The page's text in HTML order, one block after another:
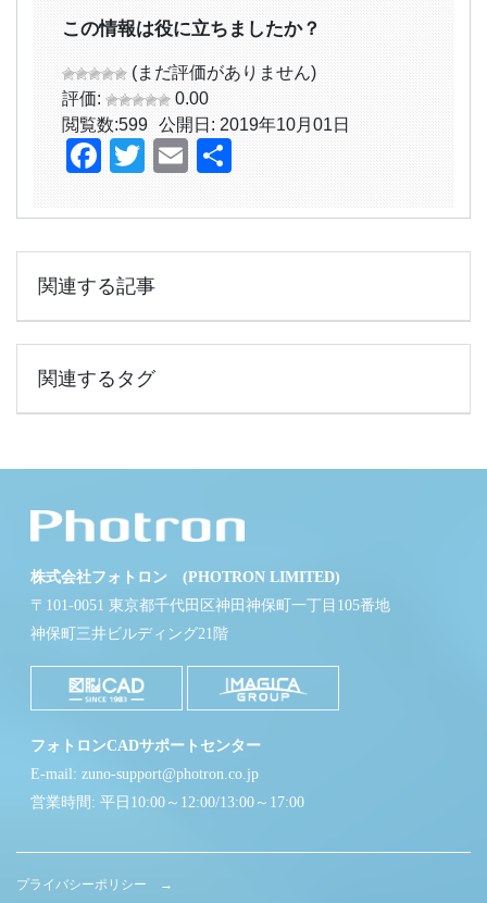
この情報は役に立ちましたか？
(まだ評価がありません)
評価:
0.00
閲覧数:599 公開日: 2019年10月01日
Facebook
TwitterEmail
関連する記事
関連するタグ
株式会社フォトロン (PHOTRON LIMITED)
〒101-0051 東京都千代田区神田神保町一丁目105番地
神保町三井ビルディング21階
フォトロンCADサポートセンター
E-mail: zuno-support@photron.co.jp
営業時間: 平日10:00～12:00/13:00～17:00
プライバシーポリシー →